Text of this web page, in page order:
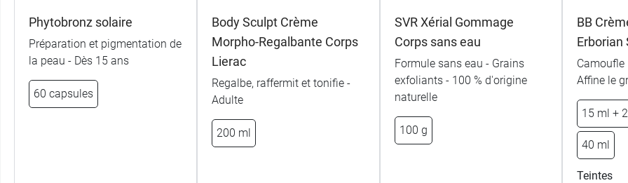
Phytobronz solaire
Préparation et pigmentation de
la peau - Dès 15 ans
60 capsules
Body Sculpt Crème
Morpho-Regalbante Corps
Lierac
Regalbe, raffermit et tonifie -
Adulte
200 ml
SVR Xérial Gommage
Corps sans eau
Formule sans eau - Grains
exfoliants - 100 % d'origine
naturelle
100 g
BB
Erborian
Affine le
15 ml +
40 ml
Teintes